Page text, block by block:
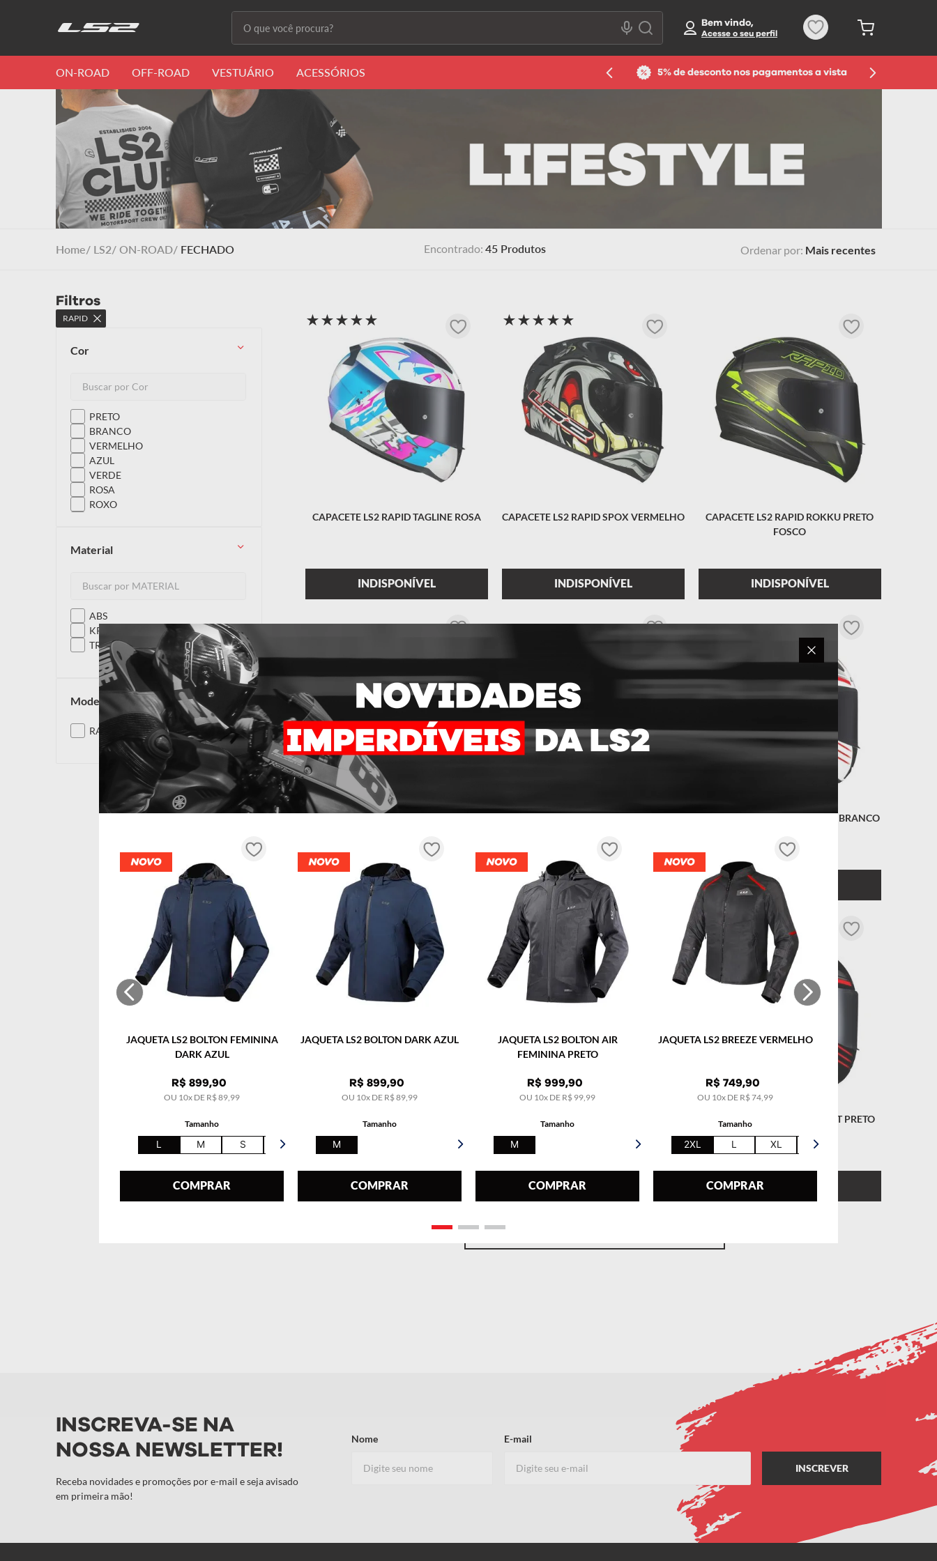
O que você procura? Bem vindo,
ON-ROAD OFF-ROAD VESTUÁRIO ACESSÓRIOS 5% de desconto nos pagamentos a vista
JAQUETA LS2 BOLTON FEMININA
DARK AZUL
R$ 899,90
OU 10x DE R$89 99
Tamanho
L M S XL
COMPRAR
JAQUETA LS2 BOLTON DARK AZUL
R$ 899,90
OU 10x DE R$89 99
Tamanho
M
COMPRAR
JAQUETA LS2 BOLTON AIR
FEMININA PRETO
R$ 999,90
OU 10x DE R$ 99 99
Tamanho
M
COMPRAR
JAQUETA LS2 BREEZE VERMELHO
R$ 749,90
OU 10x DE R$74 99
Tamanho
2XL L XL 5XL
COMPRAR
LS2 ON-ROAD FECHADO 45 Produtos Ordenar por Mais recentes
Filtros
RAPID
cor
PRETO
BRANCO
VERMELHO
AZUL
VERDE
ROSA
ROXO
LARANJA
material
ABS
KPA
TRICOMPOSTO
modelos
RAPID
★★★★★
CAPACETE LS2 RAPID TAGLINE ROSA
INDISPONÍVEL
★★★★★
CAPACETE LS2 RAPID SPOX VERMELHO
INDISPONÍVEL
CAPACETE LS2 RAPID ROKKU PRETO
FOSCO
INDISPONÍVEL
INDISPONÍVEL INDISPONÍVEL
CAPACETE LS2 RAPID CIRCUIT BRANCO
INDISPONÍVEL
CAPACETE LS2 RAPID MONOCOLOR
INDISPONÍVEL
CAPACETE LS2 RAPID XTREET VERDE
INDISPONÍVEL
CAPACETE LS2 RAPID CIRCUIT PRETO
INDISPONÍVEL
INSCREVA-SE NA
NOSSA NEWSLETTER!
Receba novidades e promoções por e-mail e seja avisado
em primeira mão!
Nome E-mail
Termos mais buscados
3º draze
4º capacete
capacete feminino